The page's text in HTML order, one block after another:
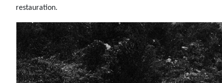
restauration.